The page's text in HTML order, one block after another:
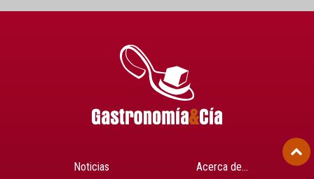
Noticias Acerca de…